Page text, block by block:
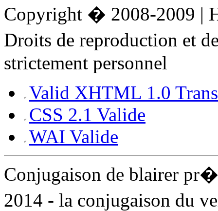
Copyright � 2008-2009 |
Droits de reproduction et
strictement personnel
Valid XHTML 1.0
CSS 2.1 Valide
WAI Valide
Conjugaison de blairer
2014 - la conjugaison du